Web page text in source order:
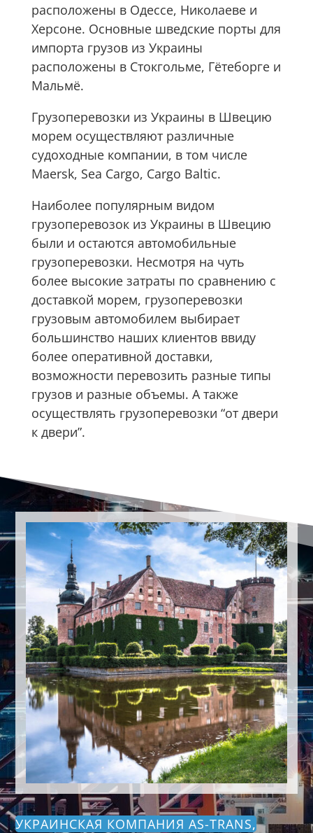
расположены в Одессе, Николаеве и
Херсоне. Основные шведские порты для
импорта грузов из Украины
расположены в Стокгольме, Гётеборге и
Мальмё.
Грузоперевозки из Украины в Швецию
морем осуществляют различные
судоходные компании, в том числе
Maersk, Sea Cargo, Cargo Baltic.
Наиболее популярным видом
грузоперевозок из Украины в Швецию
были и остаются автомобильные
грузоперевозки. Несмотря на чуть
более высокие затраты по сравнению с
доставкой морем, грузоперевозки
грузовым автомобилем выбирает
большинство наших клиентов ввиду
более оперативной доставки,
возможности перевозить разные типы
грузов и разные объемы. А также
осуществлять грузоперевозки “от двери
к двери”.
УКРАИНСКАЯ КОМПАНИЯ AS-TRANS,